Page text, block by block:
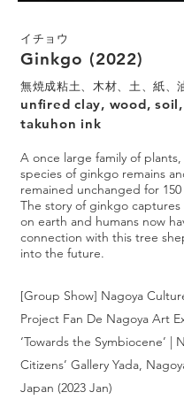
イチョウ
Ginkgo (2022)
無焼成粘土、木材、土、紙、
unfired clay, wood,
takuhon ink
A once large family of plants,
species of ginkgo remains
remained unchanged for 150
The story of ginkgo captures
on earth and humans now
connection with this tree
into the future.
[Group Show] Nagoya
Project Fan De Nagoya Art
‘Towards the Symbiocene’ |
Citizens’ Gallery Yada,
Japan (2023 Jan)